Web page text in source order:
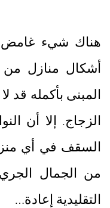
هناك شيء غامض
أشكال منازل
المبنى بأكمله قد
الزجاج. إلا أن
السقف في أي
من الجمال
التقليدية إعادة…